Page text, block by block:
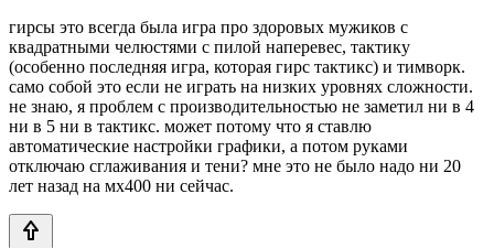
гирсы это всегда была игра про здоровых мужиков с
квадратными челюстями с пилой наперевес, тактику
(особенно последняя игра, которая гирс тактикс) и тимворк.
само собой это если не играть на низких уровнях сложности.
не знаю, я проблем с производительностью не заметил ни в 4
ни в 5 ни в тактикс. может потому что я ставлю
автоматические настройки графики, а потом руками
отключаю сглаживания и тени? мне это не было надо ни 20
лет назад на мх400 ни сейчас.